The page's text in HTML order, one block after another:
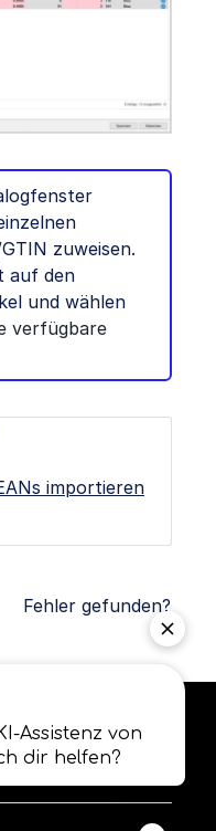
zuweisen.
auf den
und wählen
verfügbare
importieren
Fehler gefunden?
AGB